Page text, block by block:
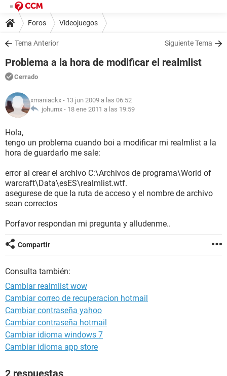
Foros Videojuegos
Tema Anterior Siguiente Tema
Problema a la hora de modificar el realmlist
Cerrado
xmaniackx - 13 jun 2009 a las 06:52
johurnx - 18 ene 2011 a las 19:59
Hola,
tengo un problema cuando boi a modificar mi realmlist a la
hora de guardarlo me sale:
error al crear el archivo C:\Archivos de programa\World of
warcraft\Data\esES\realmlist.wtf.
asegurese de que la ruta de acceso y el nombre de archivo
sean correctos
Porfavor respondan mi pregunta y alludenme..
Compartir
Consulta también:
Cambiar realmlist wow
Cambiar correo de recuperacion hotmail
Cambiar contraseña yahoo
Cambiar contraseña hotmail
Cambiar idioma windows 7
Cambiar idioma app store
2 respuestas